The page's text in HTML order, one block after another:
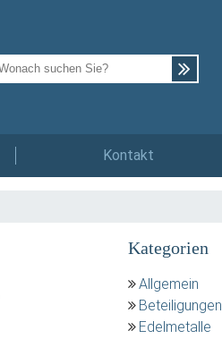
Kontakt
Kategorien
Allgemein
Beteiligungen
Edelmetalle